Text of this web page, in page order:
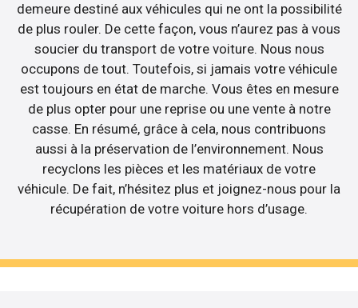
demeure destiné aux véhicules qui ne ont la possibilité
de plus rouler. De cette façon, vous n’aurez pas à vous
soucier du transport de votre voiture. Nous nous
occupons de tout. Toutefois, si jamais votre véhicule
est toujours en état de marche. Vous êtes en mesure
de plus opter pour une reprise ou une vente à notre
casse. En résumé, grâce à cela, nous contribuons
aussi à la préservation de l’environnement. Nous
recyclons les pièces et les matériaux de votre
véhicule. De fait, n’hésitez plus et joignez-nous pour la
récupération de votre voiture hors d’usage.